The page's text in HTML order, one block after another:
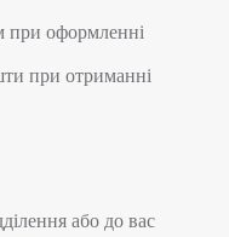
при оформленні
при отриманні
або до вас